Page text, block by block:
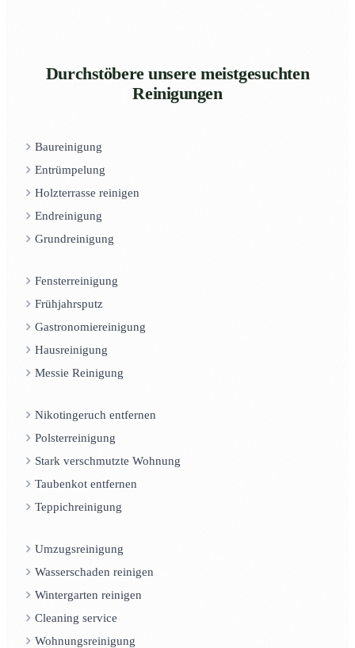
Durchstöbere unsere meistgesuchten
Reinigungen
Baureinigung
Entrümpelung
Holzterrasse reinigen
Endreinigung
Grundreinigung
Fensterreinigung
Frühjahrsputz
Gastronomiereinigung
Hausreinigung
Messie Reinigung
Nikotingeruch entfernen
Polsterreinigung
Stark verschmutzte Wohnung
Taubenkot entfernen
Teppichreinigung
Umzugsreinigung
Wasserschaden reinigen
Wintergarten reinigen
Cleaning service
Wohnungsreinigung